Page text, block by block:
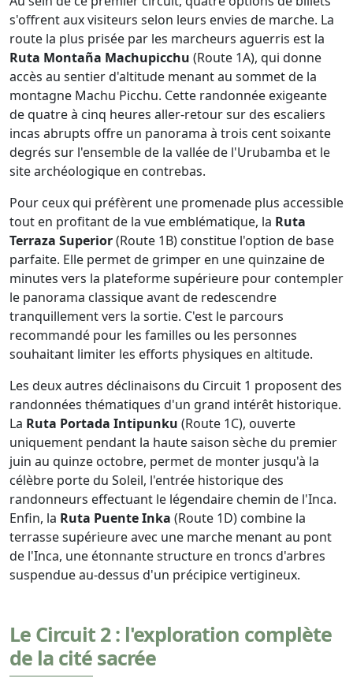
s'offrent aux visiteurs selon leurs envies de marche. La
route la plus prisée par les marcheurs aguerris est la
Ruta Montaña Machupicchu (Route 1A), qui donne
accès au sentier d'altitude menant au sommet de la
montagne Machu Picchu. Cette randonnée exigeante
de quatre à cinq heures aller-retour sur des escaliers
incas abrupts offre un panorama à trois cent soixante
degrés sur l'ensemble de la vallée de l'Urubamba et le
site archéologique en contrebas.
Pour ceux qui préfèrent une promenade plus accessible
tout en profitant de la vue emblématique, la Ruta
Terraza Superior(Route 1B) constitue l'option de base
parfaite. Elle permet de grimper en une quinzaine de
minutes vers la plateforme supérieure pour contempler
le panorama classique avant de redescendre
tranquillement vers la sortie. C'est le parcours
recommandé pour les familles ou les personnes
souhaitant limiter les efforts physiques en altitude.
Les deux autres déclinaisons du Circuit 1 proposent des
randonnées thématiques d'un grand intérêt historique.
La Ruta Portada Intipunku (Route 1C), ouverte
uniquement pendant la haute saison sèche du premier
juin au quinze octobre, permet de monter jusqu'à la
célèbre porte du Soleil, l'entrée historique des
randonneurs effectuant le légendaire chemin de l'Inca.
Enfin, la Ruta Puente Inka (Route 1D) combine la
terrasse supérieure avec une marche menant au pont
de l'Inca, une étonnante structure en troncs d'arbres
suspendue au-dessus d'un précipice vertigineux.
Le Circuit 2 : l'exploration complète
de la cité sacrée